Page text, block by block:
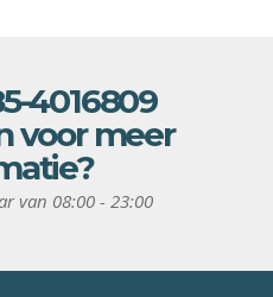
4016809
voor meer
van 08:00 - 23:00